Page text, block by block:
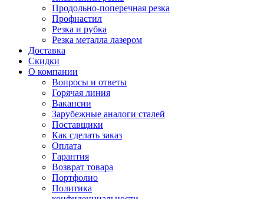
Продольно-поперечная резка
Профнастил
Резка и рубка
Резка металла лазером
Доставка
Скидки
О компании
Вопросы и ответы
Горячая линия
Вакансии
Зарубежные аналоги сталей
Поставщики
Как сделать заказ
Оплата
Гарантия
Возврат товара
Портфолио
Политика